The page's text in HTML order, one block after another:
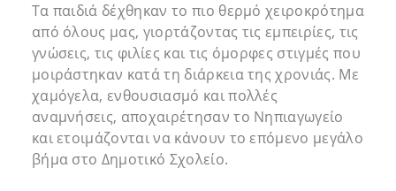
Τα παιδιά δέχθηκαν το πιο θερμό χειροκρότημα
από όλους μας, γιορτάζοντας τις εμπειρίες, τις
γνώσεις, τις φιλίες και τις όμορφες στιγμές που
μοιράστηκαν κατά τη διάρκεια της χρονιάς. Με
χαμόγελα, ενθουσιασμό και πολλές
αναμνήσεις, αποχαιρέτησαν το Νηπιαγωγείο
και ετοιμάζονται να κάνουν το επόμενο μεγάλο
βήμα στο Δημοτικό Σχολείο.